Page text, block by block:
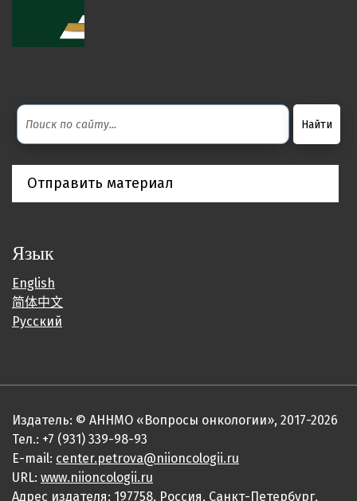
Отправить материал
Язык
English
简体中文
Русский
Издатель: © АННМО «Вопросы онкологии», 2017-2026
Тел.: +7 (931) 339-98-93
E-mail: center.petrova@niioncologii.ru
URL: www.niioncologii.ru
Адрес издателя: 197758, Россия, Санкт-Петербург,